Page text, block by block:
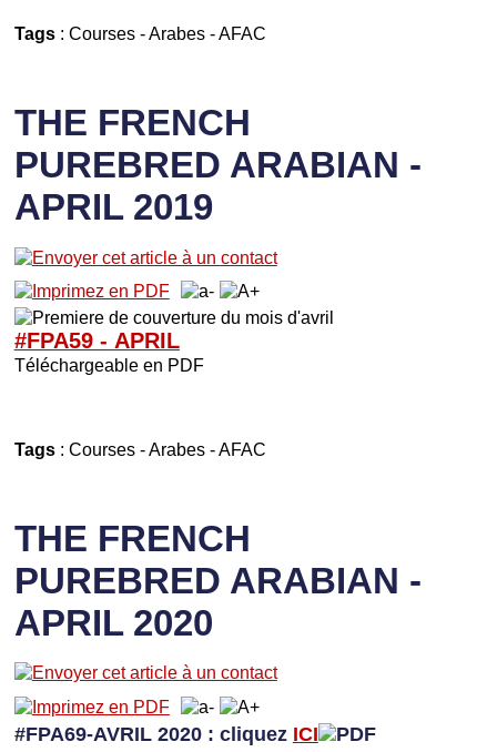
Tags: Courses-Arabes-AFAC
THE FRENCH
PUREBRED ARABIAN -
APRIL 2019
#FPA59 - APRIL
Téléchargeable en PDF
Tags: Courses-Arabes-AFAC
THE FRENCH
PUREBRED ARABIAN -
APRIL 2020
#FPA69-AVRIL 2020 : cliquez ICI